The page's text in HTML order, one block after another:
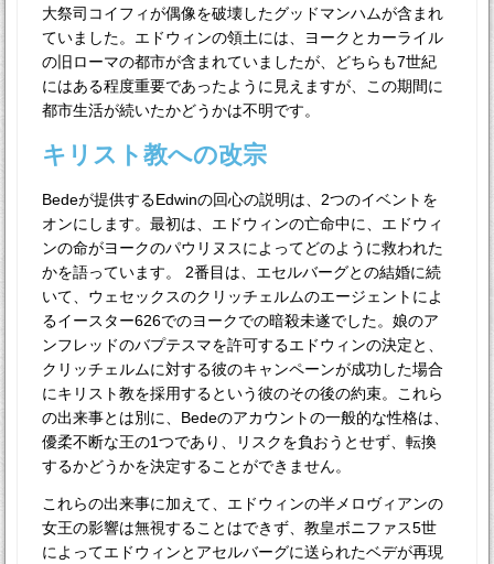
大祭司コイフィが偶像を破壊したグッドマンハムが含まれ
ていました。エドウィンの領土には、ヨークとカーライル
の旧ローマの都市が含まれていましたが、どちらも7世紀
にはある程度重要であったように見えますが、この期間に
都市生活が続いたかどうかは不明です。
キリスト教への改宗
Bedeが提供するEdwinの回心の説明は、2つのイベントを
オンにします。最初は、エドウィンの亡命中に、エドウィ
ンの命がヨークのパウリヌスによってどのように救われた
かを語っています。 2番目は、エセルバーグとの結婚に続
いて、ウェセックスのクリッチェルムのエージェントによ
るイースター626でのヨークでの暗殺未遂でした。娘のア
ンフレッドのバプテスマを許可するエドウィンの決定と、
クリッチェルムに対する彼のキャンペーンが成功した場合
にキリスト教を採用するという彼のその後の約束。これら
の出来事とは別に、Bedeのアカウントの一般的な性格は、
優柔不断な王の1つであり、リスクを負おうとせず、転換
するかどうかを決定することができません。
これらの出来事に加えて、エドウィンの半メロヴィアンの
女王の影響は無視することはできず、教皇ボニファス5世
によってエドウィンとアセルバーグに送られたベデが再現